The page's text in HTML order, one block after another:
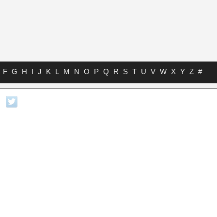
F G H I J K L M N O P Q R S T U V W X Y Z #